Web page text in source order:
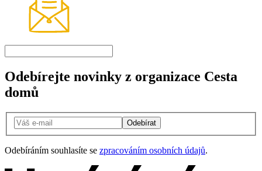
Odebírejte novinky z organizace Cesta
domů
Odebírat
Odebíráním souhlasíte se zpracováním osobních údajů.